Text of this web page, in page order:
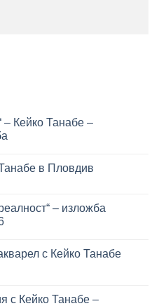
– Кейко Танабе –
в Пловдив
– изложба
с Кейко Танабе
с Кейко Танабе –